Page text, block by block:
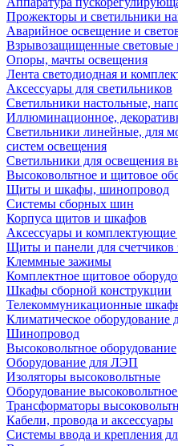
Прожекторы и светильники
Аварийное освещение и
Взрывозащищенные световые
Опоры, мачты освещения
Лента светодиодная и
Аксессуары для светильников
Светильники настольные,
Иллюминационное,
Светильники линейные, для
систем освещения
Светильники для освещения
Высоковольтное и щитовое
Щиты и шкафы, шинопровод
Системы сборных шин
Корпуса щитов и шкафов
Аксессуары и
Щиты и панели для счетчиков
Клеммные зажимы
Комплектное щитовое
Шкафы сборной конструкции
Телекоммуникационные
Климатическое
Шинопровод
Высоковольтное оборудование
Оборудование для ЛЭП
Изоляторы высоковольтные
Оборудование
Трансформаторы
Кабели, провода и аксессуары
Системы ввода и крепления